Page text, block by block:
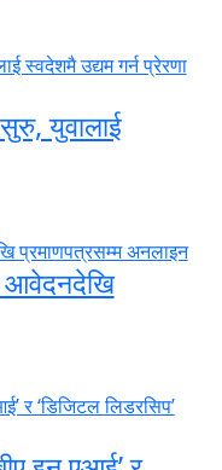
युवालाई
आवेदनदेखि